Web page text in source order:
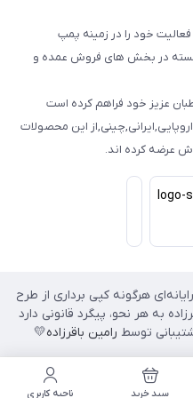
مجموعه هیدرولیک باقرزاده از سال 1380 فعالیت خود را در زمینه پمپ
در بخش های فروش عمده و
عزیز خود فراهم کرده است
این محصولات
عرضه کرده اند.
رایانه‌ای هرگونه کپی برداری از طرح
به هر نحو، پیگرد قانونی دارد
رامین باقرزاده💛
سبد خرید ناحیه کاربری